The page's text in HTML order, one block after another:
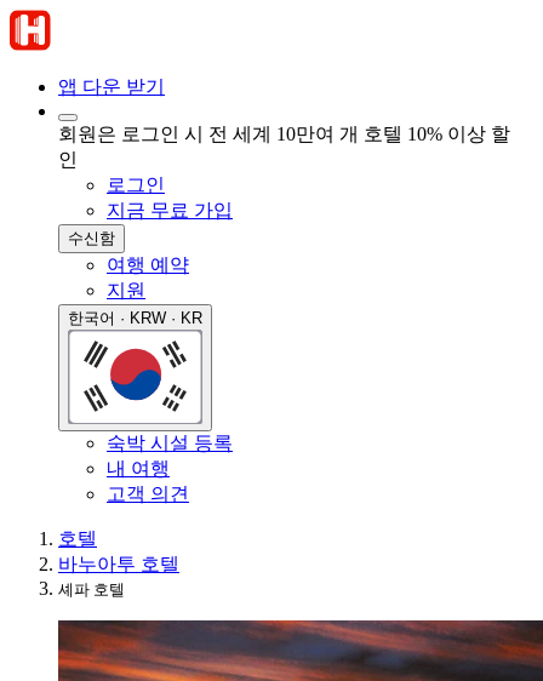
앱 다운 받기
회원은 로그인 시 전 세계 10만여 개 호텔 10% 이상 할
인
로그인
지금 무료 가입
수신함
여행 예약
지원
한국어 · KRW · KR
숙박 시설 등록
내 여행
고객 의견
호텔
바누아투 호텔
셰파 호텔